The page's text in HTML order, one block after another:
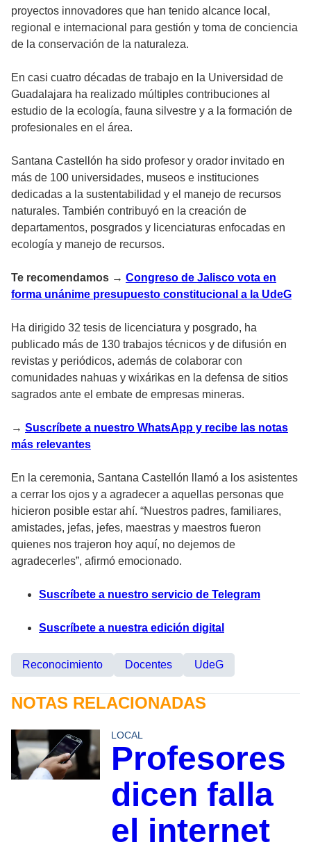
proyectos innovadores que han tenido alcance local,
regional e internacional para gestión y toma de conciencia
de la conservación de la naturaleza.
En casi cuatro décadas de trabajo en la Universidad de
Guadalajara ha realizado múltiples contribuciones al
estudio de la ecología, fauna silvestre y a la formación de
profesionales en el área.
Santana Castellón ha sido profesor y orador invitado en
más de 100 universidades, museos e instituciones
dedicadas a la sustentabilidad y el manejo de recursos
naturales. También contribuyó en la creación de
departamentos, posgrados y licenciaturas enfocadas en
ecología y manejo de recursos.
Te recomendamos → Congreso de Jalisco vota en
forma unánime presupuesto constitucional a la UdeG
Ha dirigido 32 tesis de licenciatura y posgrado, ha
publicado más de 130 trabajos técnicos y de difusión en
revistas y periódicos, además de colaborar con
comunidades nahuas y wixárikas en la defensa de sitios
sagrados ante el embate de empresas mineras.
→ Suscríbete a nuestro WhatsApp y recibe las notas
más relevantes
En la ceremonia, Santana Castellón llamó a los asistentes
a cerrar los ojos y a agradecer a aquellas personas que
hicieron posible estar ahí. “Nuestros padres, familiares,
amistades, jefas, jefes, maestras y maestros fueron
quienes nos trajeron hoy aquí, no dejemos de
agradecerles”, afirmó emocionado.
Suscríbete a nuestro servicio de Telegram
Suscríbete a nuestra edición digital
Reconocimiento Docentes UdeG
NOTAS RELACIONADAS
LOCAL
Profesores
dicen falla
el internet